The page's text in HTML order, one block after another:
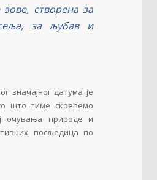
створена за
за љубав и
значајног датума је
што тиме скрећемо
очувања природе и
посљедица по